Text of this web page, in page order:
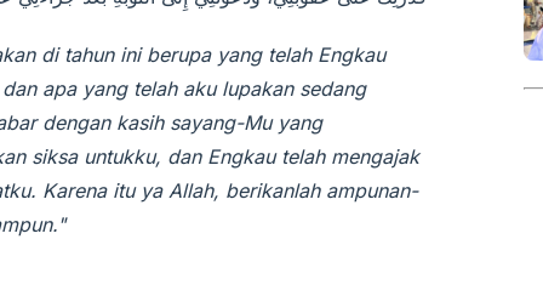
di tahun ini berupa yang telah Engkau
apa yang telah aku lupakan sedang
dengan kasih sayang-Mu yang
siksa untukku, dan Engkau telah mengajak
Karena itu ya Allah, berikanlah ampunan-